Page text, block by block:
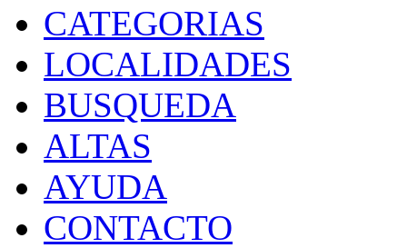
CATEGORIAS
LOCALIDADES
BUSQUEDA
ALTAS
AYUDA
CONTACTO